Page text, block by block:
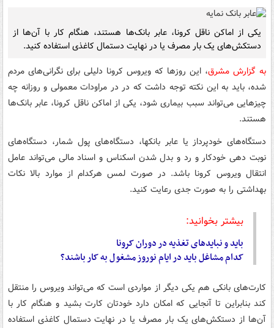
یکی از اماکن ناقل کرونا، عابر بانک‌ها هستند، هنگام کار با آن‌ها از
دستکش‌های یک بار مصرف یا در نهایت دستمال کاغذی استفاده کنید.
به گزارش مشرق، این روزها که ویروس کرونا دلیلی برای نگرانی‌های مردم
شده، باید به این نکته توجه داشت که در در مراودات معمولی و روزانه چه
چیزهایی می‌تواند سبب بیماری شود، یکی از اماکن ناقل کرونا، عابر بانک‌ها
هستند.
دستگاه‌های خودپرداز یا عابر بانکها، دستگاه‌های پول شمار، دستگاه‌های
نوبت دهی خودکار و رد و بدل شدن اسکناس و اسناد مالی می‌تواند عامل
انتقال ویروس کرونا باشد. در صورت لمس هرکدام از موارد بالا نکات
بهداشتی را به صورت جدی رعایت کنید.
بیشتر بخوانید:
باید و نبایدهای تغذیه در دوران کرونا
کدام مشاغل باید در ایام نوروز مشغول به کار باشند؟
کارت‌های بانکی هم یکی دیگر از مواردی است که می‌تواند ویروس را منتقل
کند بنابراین تا آنجایی که امکان دارد خودتان کارت بشید و هنگام کار با
آن‌ها از دستکش‌های یک بار مصرف یا در نهایت دستمال کاغذی استفاده